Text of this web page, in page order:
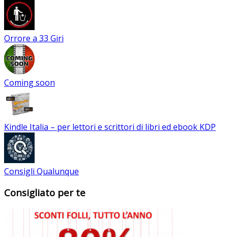
Orrore a 33 Giri
Coming soon
Kindle Italia – per lettori e scrittori di libri ed ebook KDP
Consigli Qualunque
Consigliato per te